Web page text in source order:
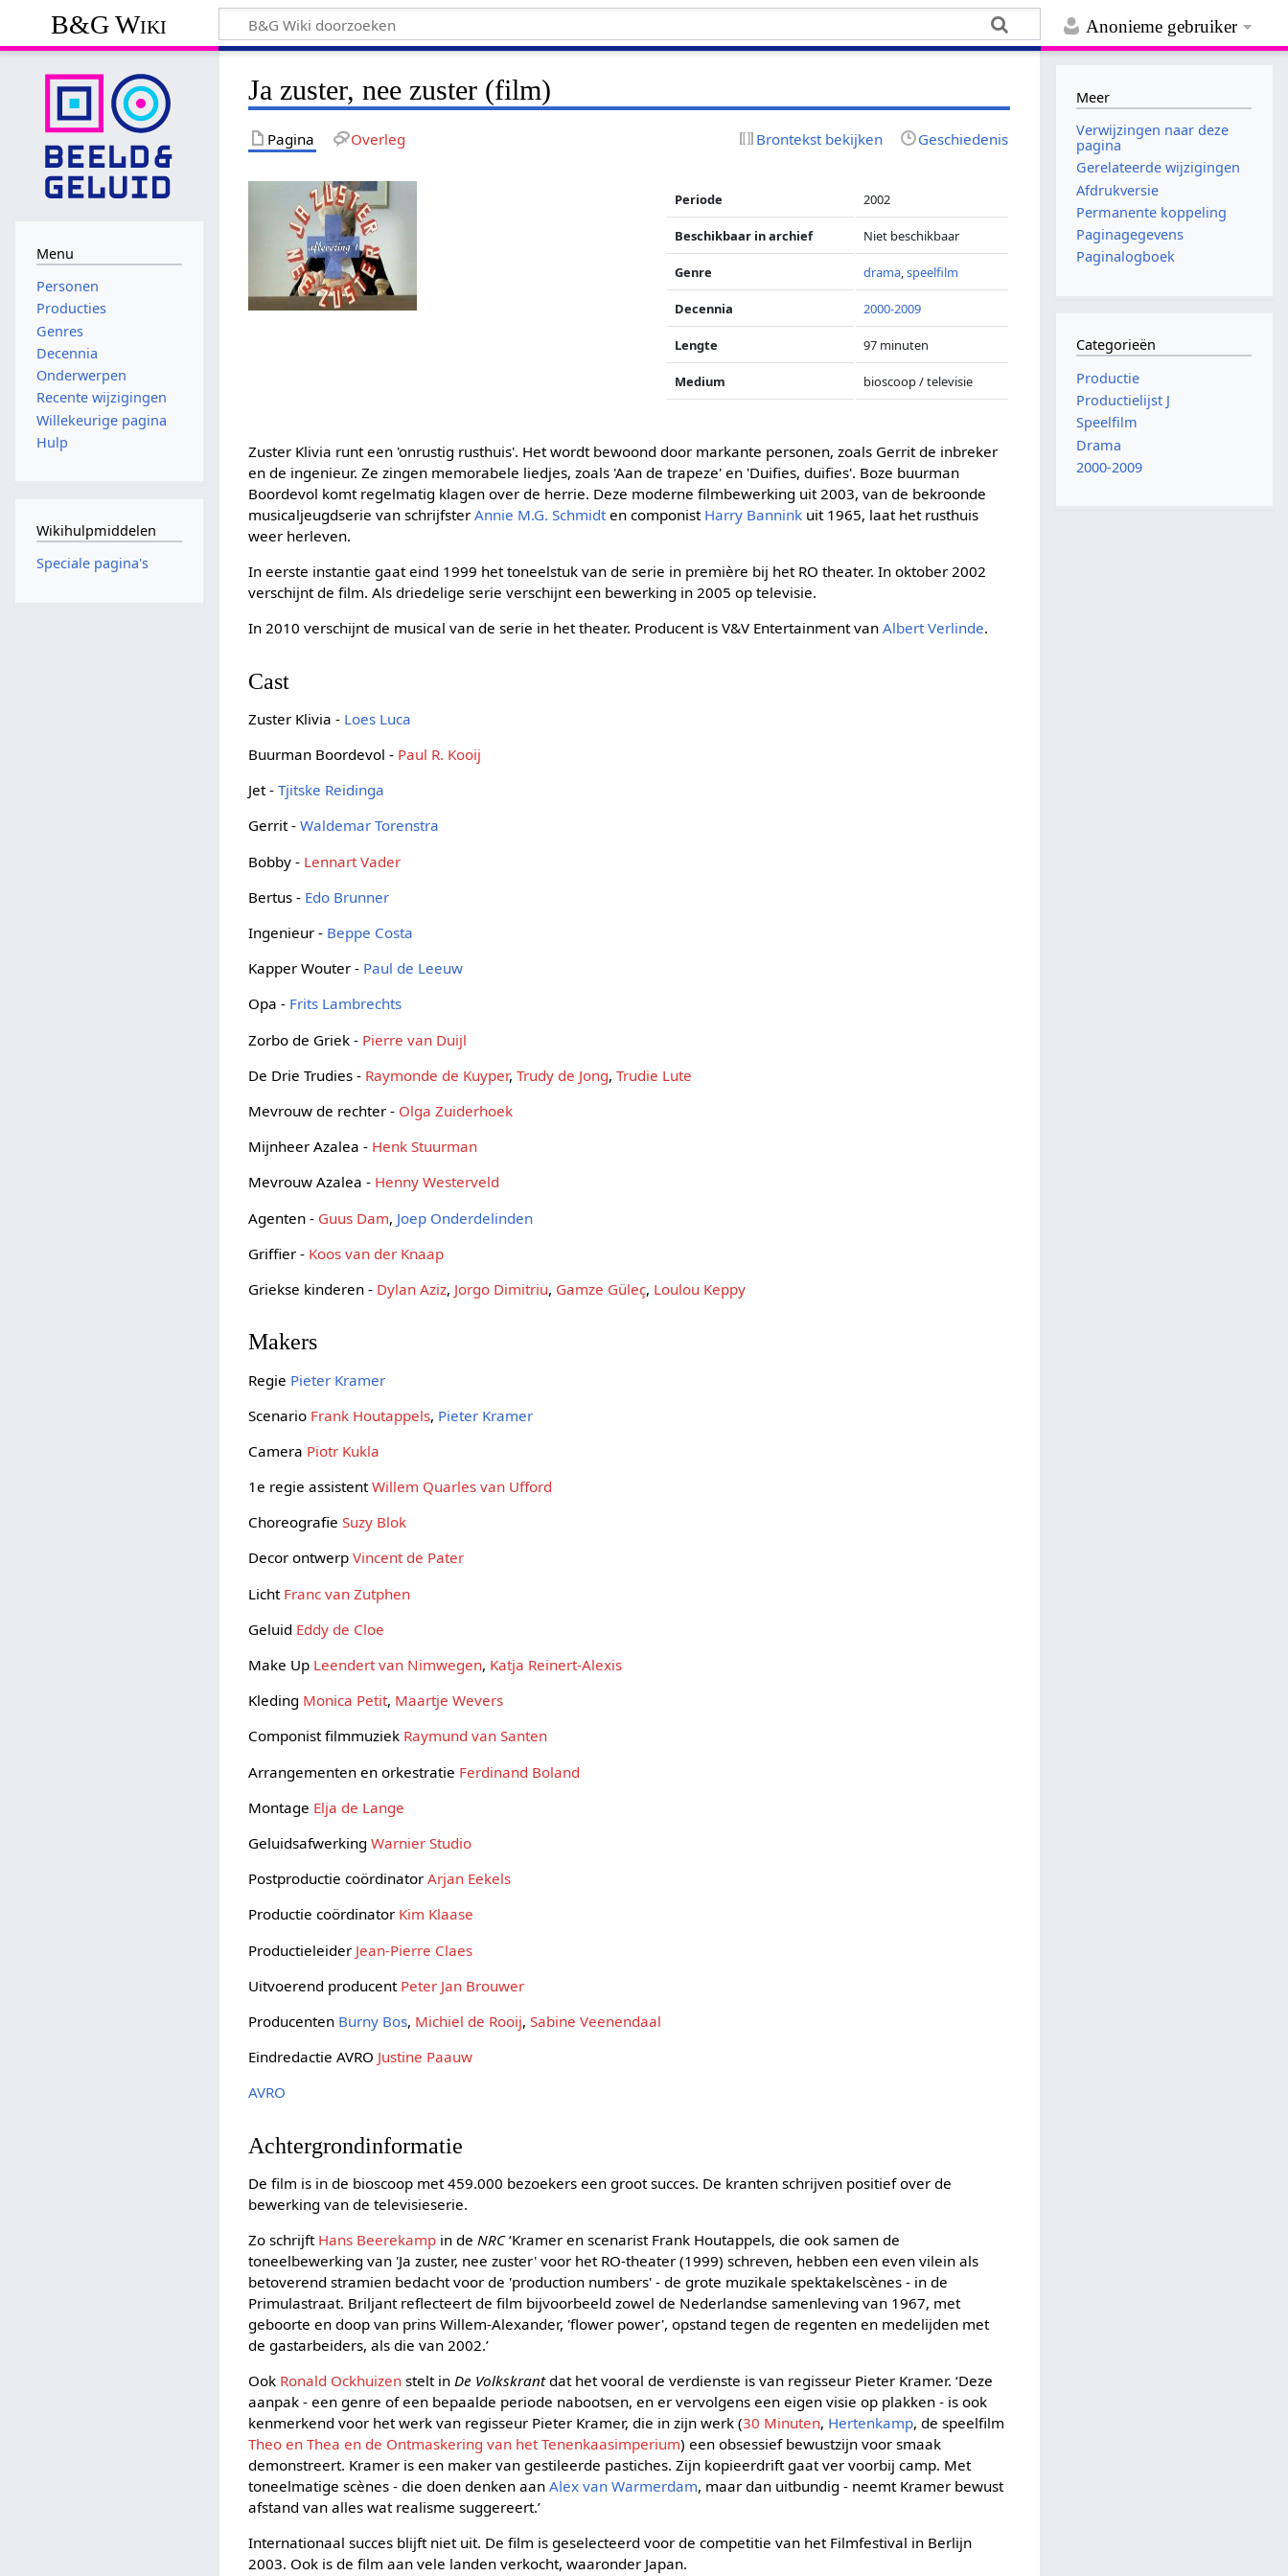
Anonieme gebruiker
B&G Wiki
Ja zuster, nee zuster (film)
Pagina Overleg Brontekst bekijken Geschiedenis
Periode 2002
Beschikbaar in archief Niet beschikbaar
Genre drama,speelfilm
Decennia 2000-2009
Lengte 97 minuten
Medium bioscoop / televisie
Zuster Klivia runt een 'onrustig rusthuis'. Het wordt bewoond door markante personen, zoals Gerrit de inbreker
en de ingenieur. Ze zingen memorabele liedjes, zoals 'Aan de trapeze' en 'Duifies, duifies'. Boze buurman
Boordevol komt regelmatig klagen over de herrie. Deze moderne filmbewerking uit 2003, van de bekroonde
musicaljeugdserie van schrijfsterAnnie M.G. Schmidt en componist Harry Bannink uit 1965, laat het rusthuis
weer herleven.
In eerste instantie gaat eind 1999 het toneelstuk van de serie in première bij het RO theater. In oktober 2002
verschijnt de film. Als driedelige serie verschijnt een bewerking in 2005 op televisie.
In 2010 verschijnt de musical van de serie in het theater. Producent is V&V Entertainment vanAlbert Verlinde.
Cast
Zuster Klivia - Loes Luca
Buurman Boordevol - Paul R. Kooij
Jet -Tjitske Reidinga
Gerrit -Waldemar Torenstra
Bobby - Lennart Vader
Bertus - Edo Brunner
Ingenieur - Beppe Costa
Kapper Wouter - Paul de Leeuw
Opa - Frits Lambrechts
Zorbo de Griek - Pierre van Duijl
De Drie Trudies - Raymonde de Kuyper,Trudy de Jong,Trudie Lute
Mevrouw de rechter - Olga Zuiderhoek
Mijnheer Azalea - Henk Stuurman
Mevrouw Azalea - Henny Westerveld
Agenten - Guus Dam, Joep Onderdelinden
Griffier - Koos van der Knaap
Griekse kinderen - Dylan Aziz, Jorgo Dimitriu, Gamze Güleç, Loulou Keppy
Makers
Regie Pieter Kramer
Scenario Frank Houtappels, Pieter Kramer
Camera Piotr Kukla
1e regie assistentWillem Quarles van Ufford
ChoreografieSuzy Blok
Decor ontwerpVincent de Pater
Licht Franc van Zutphen
Geluid Eddy de Cloe
Make Up Leendert van Nimwegen, Katja Reinert-Alexis
Kleding Monica Petit, Maartje Wevers
Componist filmmuziek Raymund van Santen
Arrangementen en orkestratie Ferdinand Boland
Montage Elja de Lange
GeluidsafwerkingWarnier Studio
Postproductie coördinatorArjan Eekels
Productie coördinator Kim Klaase
Productieleider Jean-Pierre Claes
Uitvoerend producent Peter Jan Brouwer
Producenten Burny Bos, Michiel de Rooij,Sabine Veenendaal
Eindredactie AVRO Justine Paauw
AVRO
Achtergrondinformatie
De film is in de bioscoop met 459.000 bezoekers een groot succes. De kranten schrijven positief over de
bewerking van de televisieserie.
Zo schrijft Hans Beerekamp in deNRC‘Kramer en scenarist Frank Houtappels, die ook samen de
toneelbewerking van 'Ja zuster, nee zuster' voor het RO-theater (1999) schreven, hebben een even vilein als
betoverend stramien bedacht voor de 'production numbers' - de grote muzikale spektakelscènes - in de
Primulastraat. Briljant reflecteert de film bijvoorbeeld zowel de Nederlandse samenleving van 1967, met
geboorte en doop van prins Willem-Alexander, 'flower power', opstand tegen de regenten en medelijden met
de gastarbeiders, als die van 2002.’
Ook Ronald Ockhuizen stelt inDe Volkskrantdat het vooral de verdienste is van regisseur Pieter Kramer. ‘Deze
aanpak - een genre of een bepaalde periode nabootsen, en er vervolgens een eigen visie op plakken - is ook
kenmerkend voor het werk van regisseur Pieter Kramer, die in zijn werk (30 Minuten, Hertenkamp, de speelfilm
Theo en Thea en de Ontmaskering van het Tenenkaasimperium) een obsessief bewustzijn voor smaak
demonstreert. Kramer is een maker van gestileerde pastiches. Zijn kopieerdrift gaat ver voorbij camp. Met
toneelmatige scènes - die doen denken aanAlex van Warmerdam, maar dan uitbundig - neemt Kramer bewust
afstand van alles wat realisme suggereert.’
Internationaal succes blijft niet uit. De film is geselecteerd voor de competitie van het Filmfestival in Berlijn
2003. Ook is de film aan vele landen verkocht, waaronder Japan.
Menu
Personen
Producties
Genres
Decennia
Onderwerpen
Recente wijzigingen
Willekeurige pagina
Hulp
Wikihulpmiddelen
Speciale pagina's
Meer
Verwijzingen naar deze
pagina
Gerelateerde wijzigingen
Afdrukversie
Permanente koppeling
Paginagegevens
Paginalogboek
Categorieën
Productie
Productielijst J
Speelfilm
Drama
2000-2009